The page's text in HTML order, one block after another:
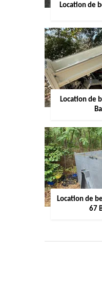
Location de
Location de
Location de
67